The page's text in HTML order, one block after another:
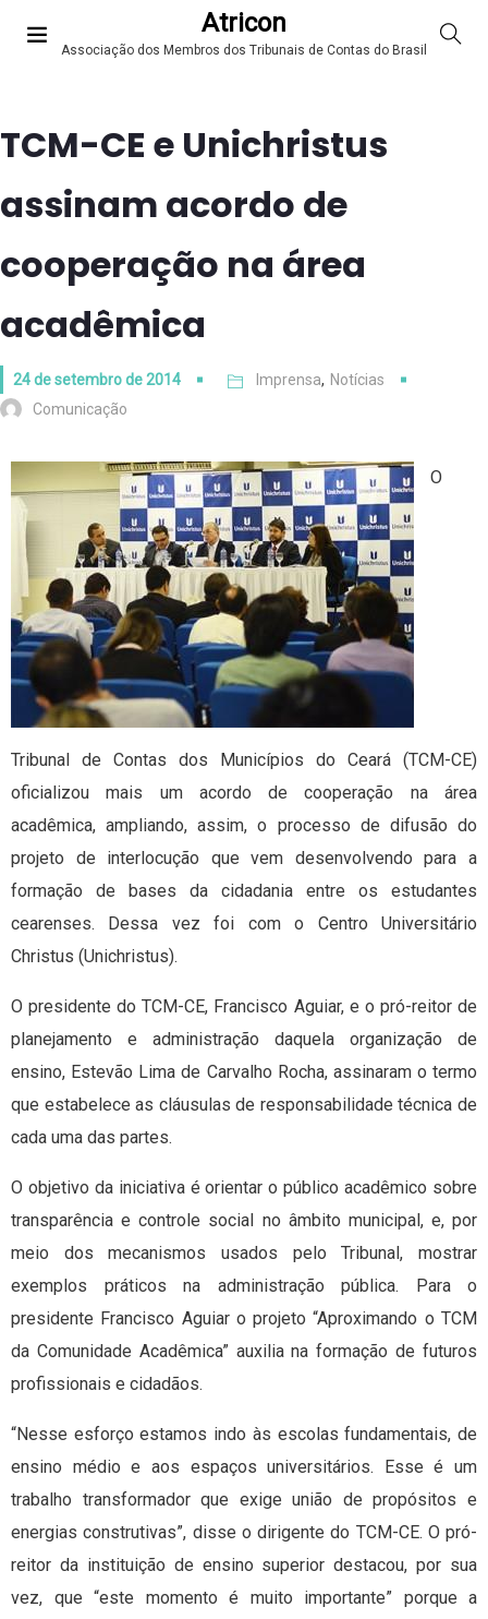
Atricon
Associação dos Membros dos Tribunais de Contas do Brasil
TCM-CE e Unichristus
assinam acordo de
cooperação na área
acadêmica
24 de setembro de 2014 Imprensa, Notícias
Comunicação
O
Tribunal de Contas dos Municípios do Ceará (TCM-CE)
oficializou mais um acordo de cooperação na área
acadêmica, ampliando, assim, o processo de difusão do
projeto de interlocução que vem desenvolvendo para a
formação de bases da cidadania entre os estudantes
cearenses. Dessa vez foi com o Centro Universitário
Christus (Unichristus).
O presidente do TCM-CE, Francisco Aguiar, e o pró-reitor de
planejamento e administração daquela organização de
ensino, Estevão Lima de Carvalho Rocha, assinaram o termo
que estabelece as cláusulas de responsabilidade técnica de
cada uma das partes.
O objetivo da iniciativa é orientar o público acadêmico sobre
transparência e controle social no âmbito municipal, e, por
meio dos mecanismos usados pelo Tribunal, mostrar
exemplos práticos na administração pública. Para o
presidente Francisco Aguiar o projeto “Aproximando o TCM
da Comunidade Acadêmica” auxilia na formação de futuros
profissionais e cidadãos.
“Nesse esforço estamos indo às escolas fundamentais, de
ensino médio e aos espaços universitários. Esse é um
trabalho transformador que exige união de propósitos e
energias construtivas”, disse o dirigente do TCM-CE. O pró-
reitor da instituição de ensino superior destacou, por sua
vez, que “este momento é muito importante” porque a